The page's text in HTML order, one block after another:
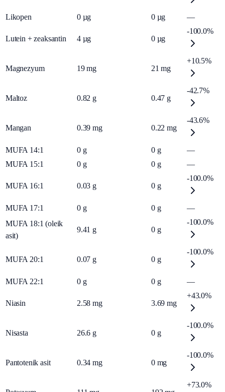
Likopen 0 µg 0 µg —
Lutein + zeaksantin 4 µg 0 µg
-100.0%
Magnezyum 19 mg 21 mg
+10.5%
Maltoz 0.82 g 0.47 g
-42.7%
Mangan 0.39 mg 0.22 mg
-43.6%
MUFA 14:1 0 g 0 g
—
MUFA 15:1
0 g 0 g —
MUFA 16:1 0.03 g 0 g
-100.0%
MUFA 17:1 0 g 0 g
—
MUFA 18:1 (oleik
asit)
9.41 g 0 g
-100.0%
MUFA 20:1 0.07 g 0 g
-100.0%
MUFA 22:1 0 g 0 g —
Niasin 2.58 mg 3.69 mg
+43.0%
Nisasta 26.6 g 0 g
-100.0%
Pantotenik asit 0.34 mg 0 mg
-100.0%
+73.0%